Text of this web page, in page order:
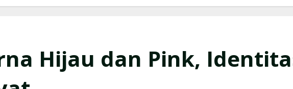
Hijau dan Pink,